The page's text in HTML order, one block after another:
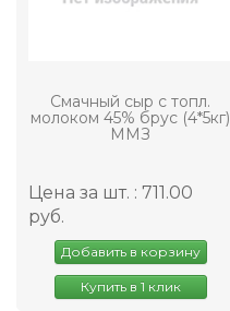
Смачный сыр с топл.
молоком 45% брус (4*5кг)
ММЗ
Цена за шт. : 711.00
руб.
Добавить в корзину
Купить в 1 клик